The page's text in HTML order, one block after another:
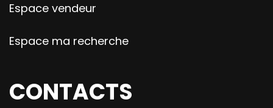
Espace vendeur
Espace ma recherche
CONTACTS